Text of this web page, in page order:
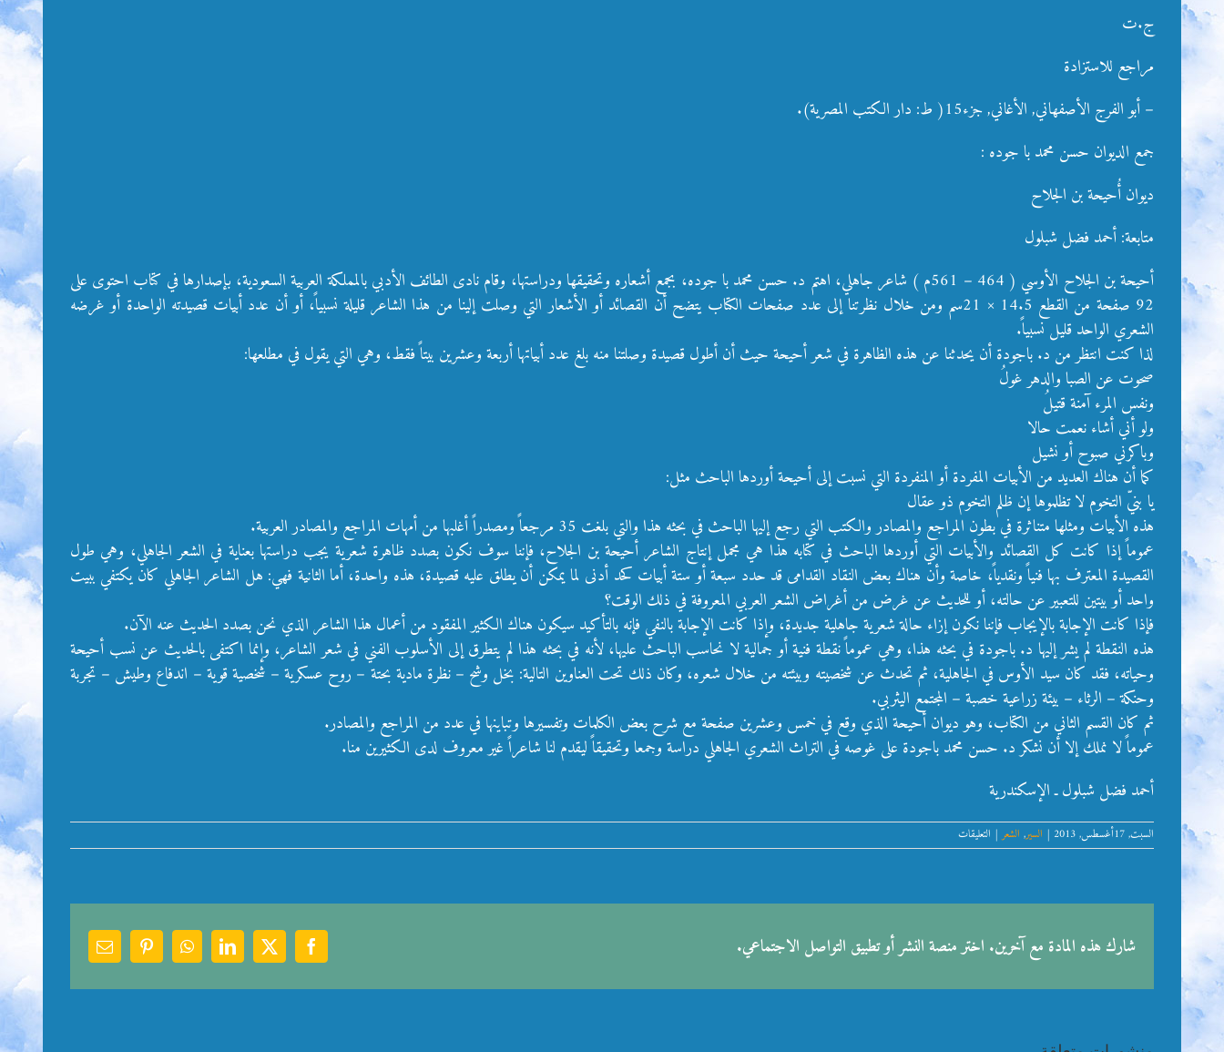
ج.ت
مراجع للاستزادة
– أبو الفرج الأصفهاني, الأغاني, جزء15( ط: دار الكتب المصرية).
جمع الديوان حسن محمد با جوده :
ديوان أُحيحة بن الجلاح
متابعة: أحمد فضل شبلول
أحيحة بن الجلاح الأوسي ( 464 – 561م ) شاعر جاهلي، اهتم د. حسن محمد با جوده، بجمع أشعاره وتحقيقها ودراستها، وقام نادى الطائف الأدبي بالمملكة العربية السعودية، بإصدارها في كتاب احتوى على
92 صفحة من القطع 14.5 × 21سم ومن خلال نظرتنا إلى عدد صفحات الكتاب يتضح أن القصائد أو الأشعار التي وصلت إلينا من هذا الشاعر قليلة نسبياً، أو أن عدد أبيات قصيدته الواحدة أو غرضه
الشعري الواحد قليل نسبياً.
لذا كنت انتظر من د. باجودة أن يحدثنا عن هذه الظاهرة في شعر أحيحة حيث أن أطول قصيدة وصلتنا منه بلغ عدد أبياتها أربعة وعشرين بيتاً فقط، وهي التي يقول في مطلعها:
صحوت عن الصبا والدهر غولُ
ونفس المرء آمنة قتيلُ
ولو أني أشاء نعمت حالا
وباكرني صبوح أو نشيل
كما أن هناك العديد من الأبيات المفردة أو المنفردة التي نسبت إلى أحيحة أوردها الباحث مثل:
يا بنيّ التخوم لا تظلموها إن ظلم التخوم ذو عقال
هذه الأبيات ومثلها متناثرة في بطون المراجع والمصادر والكتب التي رجع إليها الباحث في بحثه هذا والتي بلغت 35 مرجعاً ومصدراً أغلبها من أمهات المراجع والمصادر العربية.
عموماً إذا كانت كل القصائد والأبيات التي أوردها الباحث في كتابه هذا هي مجمل إنتاج الشاعر أحيحة بن الجلاح، فإننا سوف نكون بصدد ظاهرة شعرية يجب دراستها بعناية في الشعر الجاهلي، وهي طول
القصيدة المعترف بها فنياً ونقدياً، خاصة وأن هناك بعض النقاد القدامى قد حدد سبعة أو ستة أبيات كحد أدنى لما يمكن أن يطلق عليه قصيدة، هذه واحدة، أما الثانية فهي: هل الشاعر الجاهلي كان يكتفي ببيت
واحد أو بيتين للتعبير عن حالته، أو للحديث عن غرض من أغراض الشعر العربي المعروفة في ذلك الوقت؟
فإذا كانت الإجابة بالإيجاب فإننا نكون إزاء حالة شعرية جاهلية جديدة، وإذا كانت الإجابة بالنفي فإنه بالتأكيد سيكون هناك الكثير المفقود من أعمال هذا الشاعر الذي نحن بصدد الحديث عنه الآن.
هذه النقطة لم يشر إليها د. باجودة في بحثه هذا، وهي عموماً نقطة فنية أو جمالية لا نحاسب الباحث عليها، لأنه في بحثه هذا لم يتطرق إلى الأسلوب الفني في شعر الشاعر، وإنما اكتفى بالحديث عن نسب أحيحة
وحياته، فقد كان سيد الأوس في الجاهلية، ثم تحدث عن شخصيته وبيئته من خلال شعره، وكان ذلك تحت العناوين التالية: بخل وشح – نظرة مادية بحتة – روح عسكرية – شخصية قوية – اندفاع وطيش – تجربة
وحنكة – الرثاء – بيئة زراعية خصبة – المجتمع اليثربي.
ثم كان القسم الثاني من الكتاب، وهو ديوان أحيحة الذي وقع في خمس وعشرين صفحة مع شرح بعض الكلمات وتفسيرها وتباينها في عدد من المراجع والمصادر.
عموماً لا نملك إلا أن نشكر د. حسن محمد باجودة على غوصه في التراث الشعري الجاهلي دراسة وجمعا وتحقيقاً ليقدم لنا شاعراً غير معروف لدى الكثيرين منا.
أحمد فضل شبلول ـ الإسكندرية
السبت, 17أغسطس, 2013 | السير, الشعر | التعليقاتعلى
أحيحة
مغلقة
شارك هذه المادة مع آخرين. اختر منصة النشر أو تطبيق التواصل الاجتماعي. Facebook
X
LinkedIn
WhatsApp
Pinterest
Email